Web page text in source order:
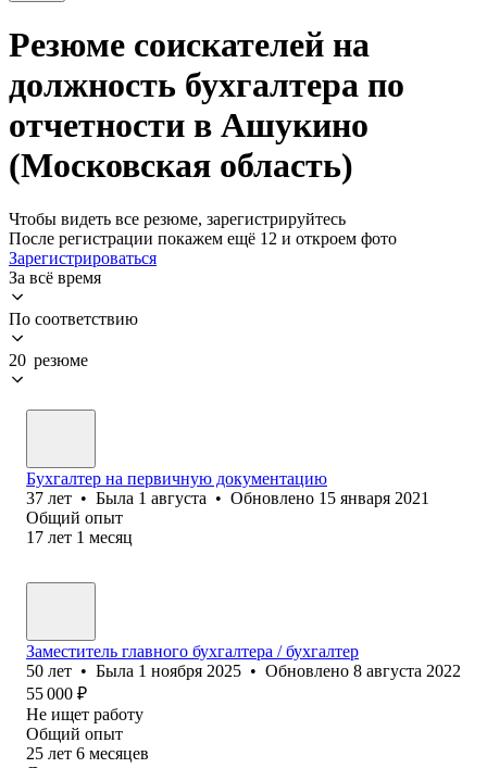
Резюме соискателей на
должность бухгалтера по
отчетности в Ашукино
(Московская область)
Чтобы видеть все резюме, зарегистрируйтесь
После регистрации покажем ещё 12 и откроем фото
Зарегистрироваться
За всё время
По соответствию
20 резюме
Бухгалтер на первичную документацию
37 лет • Была 1 августа • Обновлено 15 января 2021
Общий опыт
17 лет 1 месяц
Заместитель главного бухгалтера / бухгалтер
50 лет • Была 1 ноября 2025 • Обновлено 8 августа 2022
55 000 ₽
Не ищет работу
Общий опыт
25 лет 6 месяцев